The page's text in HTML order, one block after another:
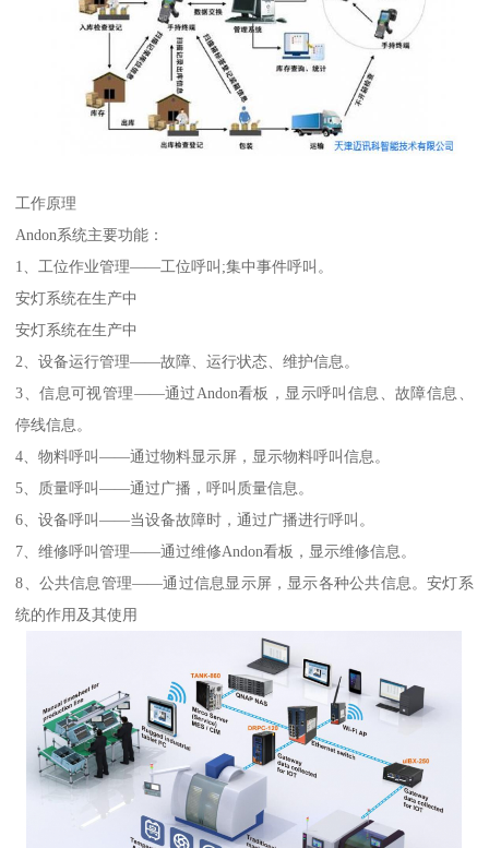
工作原理
Andon系统主要功能：
1、工位作业管理——工位呼叫;集中事件呼叫。
安灯系统在生产中
安灯系统在生产中
2、设备运行管理——故障、运行状态、维护信息。
3、信息可视管理——通过Andon看板，显示呼叫信息、故障信息、
停线信息。
4、物料呼叫——通过物料显示屏，显示物料呼叫信息。
5、质量呼叫——通过广播，呼叫质量信息。
6、设备呼叫——当设备故障时，通过广播进行呼叫。
7、维修呼叫管理——通过维修Andon看板，显示维修信息。
8、公共信息管理——通过信息显示屏，显示各种公共信息。安灯系
统的作用及其使用